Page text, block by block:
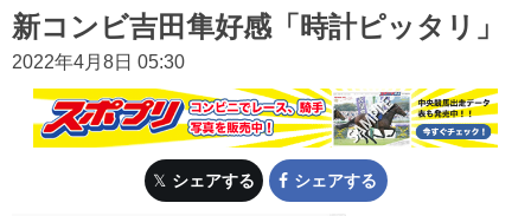
新コンビ吉田隼好感「時計ピッタリ」
2022年4月8日 05:30
シェアする シェアする